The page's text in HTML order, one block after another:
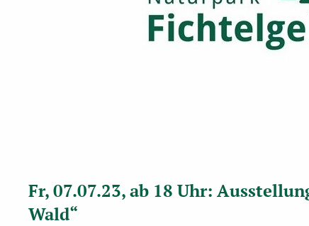
Fr, 07.07.23, ab 18 Uhr:
Wald“